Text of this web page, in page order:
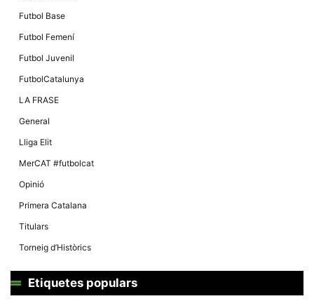
Futbol Base
Futbol Femení
Futbol Juvenil
FutbolCatalunya
LA FRASE
General
Lliga Elit
MerCAT #futbolcat
Opinió
Primera Catalana
Titulars
Torneig d’Històrics
Etiquetes populars